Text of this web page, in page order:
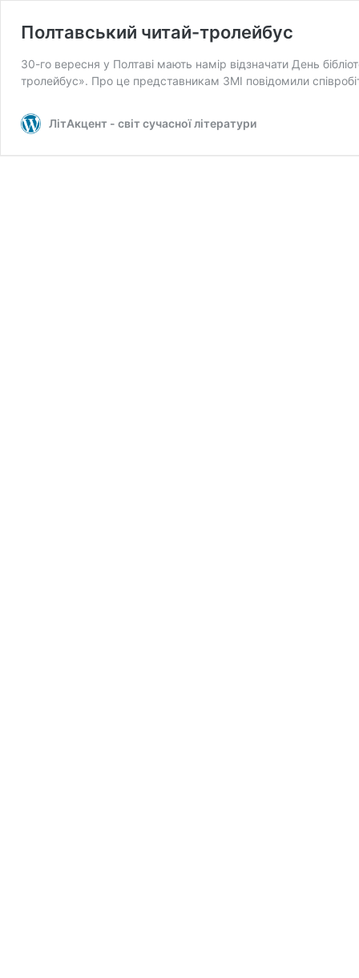
Полтавський читай-тролейбус
30-го вересня у Полтаві мають намір відзначати День
тролейбус». Про це представникам ЗМІ повідомили
ЛітАкцент - світ сучасної літератури